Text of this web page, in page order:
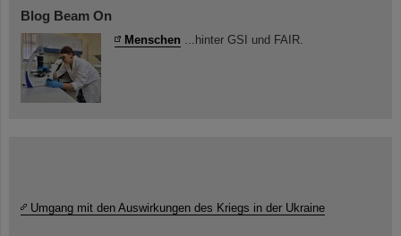
Blog Beam On
Menschen ...hinter GSI und FAIR.
Umgang mit den Auswirkungen des Kriegs in der Ukraine